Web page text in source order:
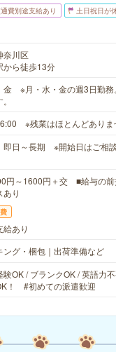
費別途支給あり 土日祝日が
奈川区
から徒歩13分
金 ※月・水・金の週3日勤務
※残業はほとんどありま
即日～長期 ※開始日はご相
円～1600円＋交 ■給与の前
あり
給あり
ング・梱包｜出荷準備など
験OK / ブランクOK / 英語力
！ #初めての派遣歓迎